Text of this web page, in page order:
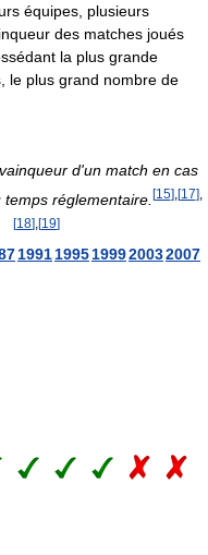
équipes, plusieurs
des matches joués
la plus grande
le plus grand nombre de
d'un match en cas
réglementaire. [15] [17]
[18] [19]
19911995199920032007